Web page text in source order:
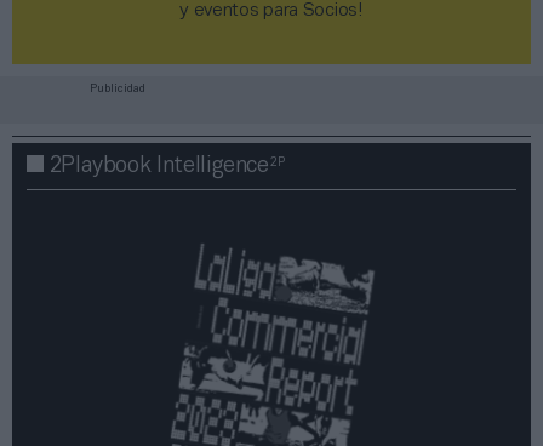
y eventos para Socios!​​​​​​​
Publicidad
2Playbook Intelligence2P